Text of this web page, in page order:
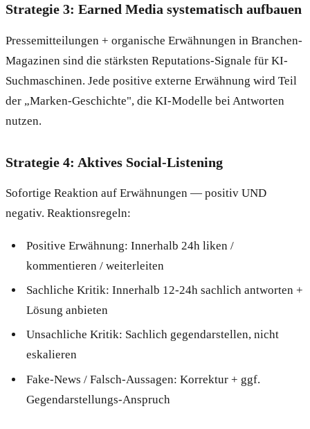
Strategie 3: Earned Media systematisch aufbauen
Pressemitteilungen + organische Erwähnungen in Branchen-
Magazinen sind die stärksten Reputations-Signale für KI-
Suchmaschinen. Jede positive externe Erwähnung wird Teil
der „Marken-Geschichte", die KI-Modelle bei Antworten
nutzen.
Strategie 4: Aktives Social-Listening
Sofortige Reaktion auf Erwähnungen — positiv UND
negativ. Reaktionsregeln:
Positive Erwähnung: Innerhalb 24h liken /
kommentieren / weiterleiten
Sachliche Kritik: Innerhalb 12-24h sachlich antworten +
Lösung anbieten
Unsachliche Kritik: Sachlich gegendarstellen, nicht
eskalieren
Fake-News / Falsch-Aussagen: Korrektur + ggf.
Gegendarstellungs-Anspruch